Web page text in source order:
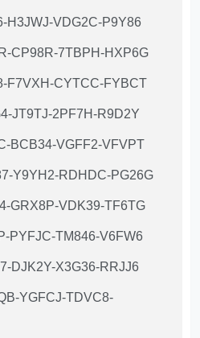
H3JWJ-VDG2C-P9Y86
CP98R-7TBPH-HXP6G
F7VXH-CYTCC-FYBCT
JT9TJ-2PF7H-R9D2Y
BCB34-VGFF2-VFVPT
Y9YH2-RDHDC-PG26G
GRX8P-VDK39-TF6TG
PYFJC-TM846-V6FW6
DJK2Y-X3G36-RRJJ6
YGFCJ-TDVC8-